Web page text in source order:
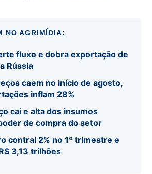
NO AGRIMÍDIA:
fluxo e dobra exportação de
Rússia
caem no início de agosto,
inflam 28%
cai e alta dos insumos
de compra do setor
contrai 2% no 1º trimestre e
3,13 trilhões